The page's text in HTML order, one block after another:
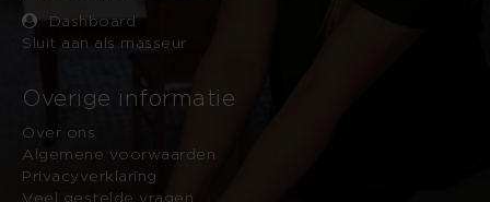
Dashboard
Sluit aan als masseur
Overige informatie
Over ons
Algemene voorwaarden
Privacyverklaring
Veel gestelde vragen